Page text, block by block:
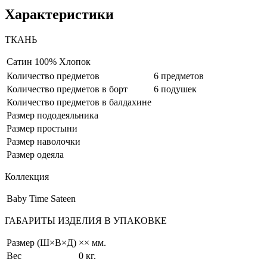
Характеристики
ТКАНЬ
Сатин 100% Хлопок
Количество предметов
6 предметов
Количество предметов в борт
6 подушек
Количество предметов в балдахине
Размер пододеяльника
Размер простыни
Размер наволочки
Размер одеяла
Коллекция
Baby Time Sateen
ГАБАРИТЫ ИЗДЕЛИЯ В УПАКОВКЕ
Размер (Ш×В×Д) ×× мм.
Вес
0 кг.